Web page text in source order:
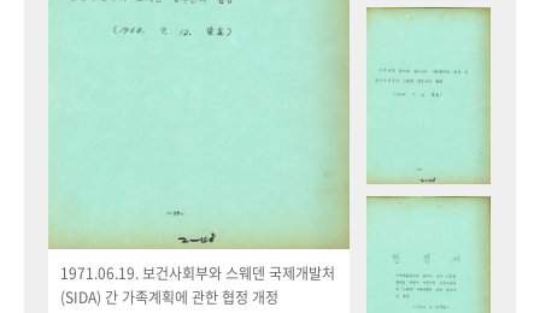
1971.06.19. 보건사회부와 스웨덴 국제개발처
(SIDA) 간 가족계획에 관한 협정 개정